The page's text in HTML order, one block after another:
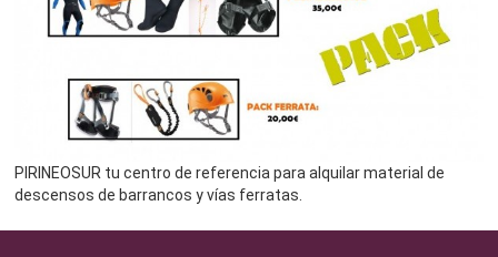
PIRINEOSUR tu centro de referencia para alquilar material de
descensos de barrancos y vías ferratas.